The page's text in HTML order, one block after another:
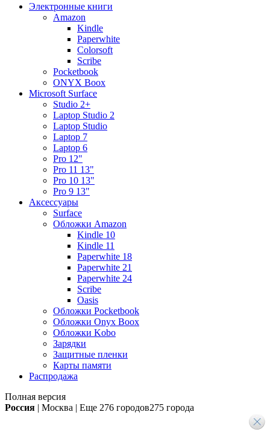
Электронные книги
Amazon
Kindle
Paperwhite
Colorsoft
Scribe
Pocketbook
ONYX Boox
Microsoft Surface
Studio 2+
Laptop Studio 2
Laptop Studio
Laptop 7
Laptop 6
Pro 12"
Pro 11 13"
Pro 10 13"
Pro 9 13"
Аксессуары
Surface
Обложки Amazon
Kindle 10
Kindle 11
Paperwhite 18
Paperwhite 21
Paperwhite 24
Scribe
Oasis
Обложки Pocketbook
Обложки Onyx Boox
Обложки Kobo
Зарядки
Защитные пленки
Карты памяти
Распродажа
Полная версия
Россия | Москва | Еще 276 городов275 города